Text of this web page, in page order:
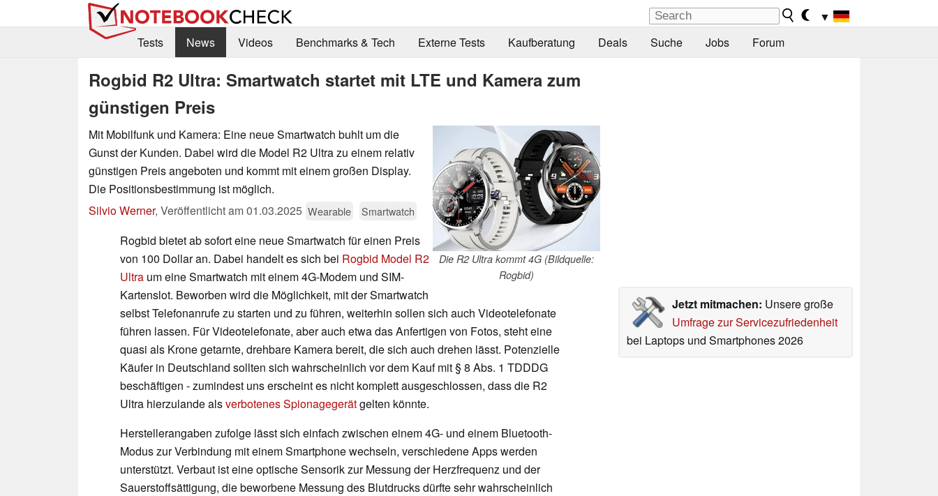
▼
Tests
News Videos Benchmarks & Tech Externe Tests Kaufberatung Deals Suche Jobs Forum
Rogbid R2 Ultra: Smartwatch startet mit LTE und Kamera zum
günstigen Preis
Die R2 Ultra kommt 4G (Bildquelle:
Rogbid)
Mit Mobilfunk und Kamera: Eine neue Smartwatch buhlt um die
Gunst der Kunden. Dabei wird die Model R2 Ultra zu einem relativ
günstigen Preis angeboten und kommt mit einem großen Display.
Die Positionsbestimmung ist möglich.
Silvio Werner, Veröffentlicht am01.03.2025 Wearable Smartwatch
Jetzt mitmachen: Unsere große
Umfrage zur Servicezufriedenheit
bei Laptops und Smartphones 2026
Rogbid bietet ab sofort eine neue Smartwatch für einen Preis
von 100 Dollar an. Dabei handelt es sich bei Rogbid Model R2
Ultra um eine Smartwatch mit einem 4G-Modem und SIM-
Kartenslot. Beworben wird die Möglichkeit, mit der Smartwatch
selbst Telefonanrufe zu starten und zu führen, weiterhin sollen sich auch Videotelefonate
führen lassen. Für Videotelefonate, aber auch etwa das Anfertigen von Fotos, steht eine
quasi als Krone getarnte, drehbare Kamera bereit, die sich auch drehen lässt. Potenzielle
Käufer in Deutschland sollten sich wahrscheinlich vor dem Kauf mit § 8 Abs. 1 TDDDG
beschäftigen - zumindest uns erscheint es nicht komplett ausgeschlossen, dass die R2
Ultra hierzulande alsverbotenes Spionagegerätgelten könnte.
Herstellerangaben zufolge lässt sich einfach zwischen einem 4G- und einem Bluetooth-
Modus zur Verbindung mit einem Smartphone wechseln, verschiedene Apps werden
unterstützt. Verbaut ist eine optische Sensorik zur Messung der Herzfrequenz und der
Sauerstoffsättigung, die beworbene Messung des Blutdrucks dürfte sehr wahrscheinlich